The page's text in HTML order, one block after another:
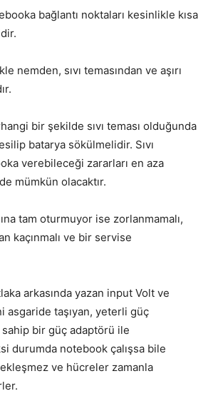
bağlantı noktaları kesinlikle kısa
nemden, sıvı temasından ve aşırı
bir şekilde sıvı teması olduğunda
batarya sökülmelidir. Sıvı
verebileceği zararları en aza
mümkün olacaktır.
tam oturmuyor ise zorlanmamalı,
kaçınmalı ve bir servise
arkasında yazan input Volt ve
asgaride taşıyan, yeterli güç
bir güç adaptörü ile
durumda notebook çalışsa bile
ve hücreler zamanla